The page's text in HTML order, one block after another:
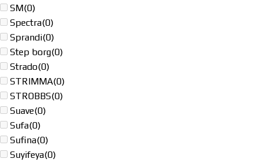
SM(0)
Spectra(0)
Sprandi(0)
Step borg(0)
Strado(0)
STRIMMA(0)
STROBBS(0)
Suave(0)
Sufa(0)
Sufina(0)
Suyifeya(0)